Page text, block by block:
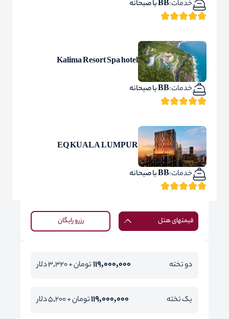
خدمات:BB با صبحانه
Kalima Resort Spa hotel
خدمات:BB با صبحانه
EQ KUALA LUMPUR
خدمات:BB با صبحانه
رزرو رایگان قیمتهای هتل
دو تخته 119,000,000تومان + 3,320 دلار
یک تخته 119,000,000تومان + 5,200 دلار